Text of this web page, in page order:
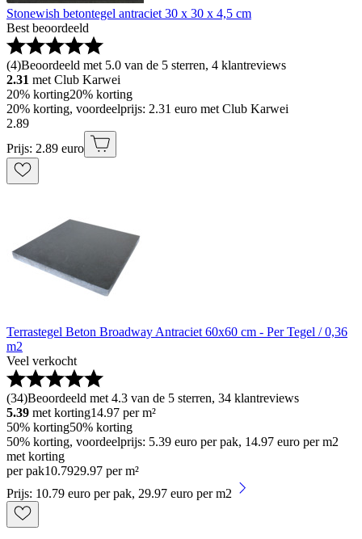
Stonewish betontegel antraciet 30 x 30 x 4,5 cm
Best beoordeeld
(4)Beoordeeld met 5.0 van de 5 sterren, 4 klantreviews
2.31 met Club Karwei
20% korting20% korting
20% korting, voordeelprijs: 2.31 euro met Club Karwei
2.89
Prijs: 2.89 euro
Terrastegel Beton Broadway Antraciet 60x60 cm - Per Tegel / 0,36
m2
Veel verkocht
(34)Beoordeeld met 4.3 van de 5 sterren, 34 klantreviews
5.39 met korting14.97 per m²
50% korting50% korting
50% korting, voordeelprijs: 5.39 euro per pak, 14.97 euro per m2
met korting
per pak10.7929.97 per m²
Prijs: 10.79 euro per pak, 29.97 euro per m2